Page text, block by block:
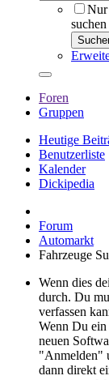
Nur
suchen
Foren
Gruppen
Heutige
Benutzerliste
Kalender
Dickipedia
Forum
Automarkt
Fahrzeuge
Wenn dies
durch. Du
verfassen
Wenn Du ein
neuen
"Anmelden"
dann direkt